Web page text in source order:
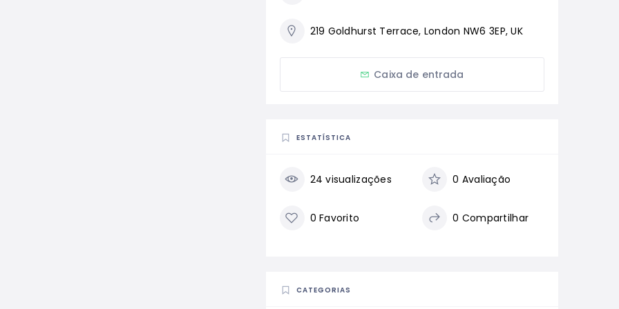
219 Goldhurst Terrace, London NW6 3EP, UK
Caixa de entrada
ESTATÍSTICA
24 visualizações 0 Avaliação
0 Favorito 0 Compartilhar
CATEGORIAS